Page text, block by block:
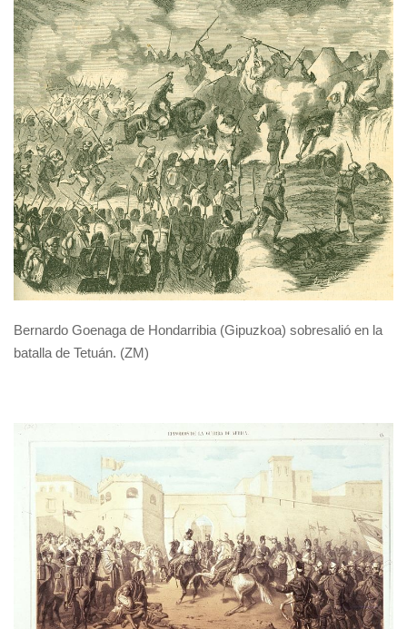
Bernardo Goenaga de Hondarribia (Gipuzkoa) sobresalió en la
batalla de Tetuán. (ZM)